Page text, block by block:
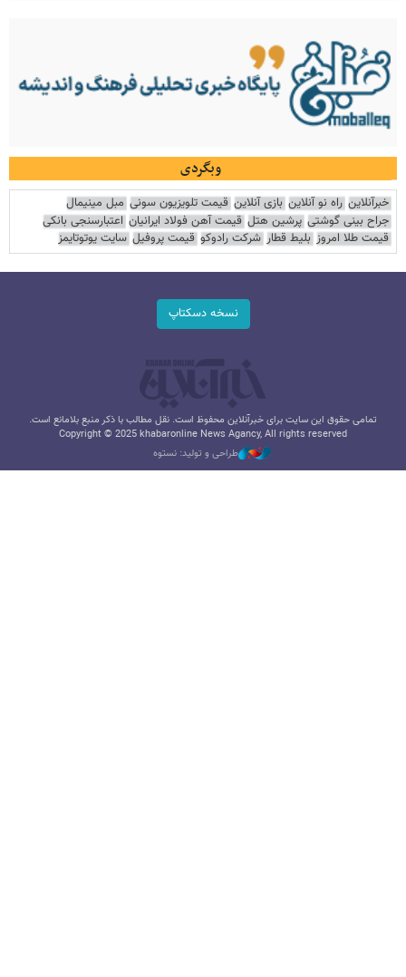
وبگردی
خبرآنلاین راه نو آنلاین بازی آنلاین قیمت تلویزیون سونی مبل مینیمال
جراح بینی گوشتی پرشین هتل قیمت آهن فولاد ایرانیان اعتبارسنجی بانکی
قیمت طلا امروز بلیط قطار شرکت رادوکو قیمت پروفیل سایت یوتوتایمز
نسخه دسکتاپ
تمامی حقوق این سایت برای خبرآنلاین محفوظ است. نقل مطالب با ذکر منبع بلامانع است.
Copyright © 2025 khabaronline News Agancy, All rights reserved
طراحی و تولید: نستوه